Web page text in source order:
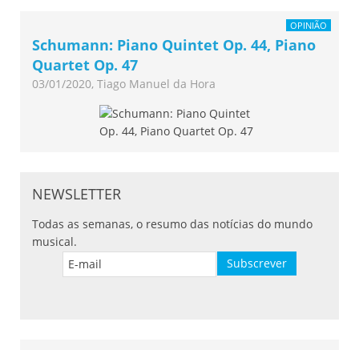
OPINIÃO
Schumann: Piano Quintet Op. 44, Piano
Quartet Op. 47
03/01/2020, Tiago Manuel da Hora
NEWSLETTER
Todas as semanas, o resumo das notícias do mundo
musical.